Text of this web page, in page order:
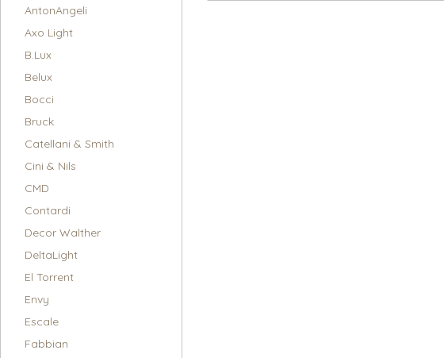
AntonAngeli
Axo Light
B.Lux
Belux
Bocci
Bruck
Catellani & Smith
Cini & Nils
CMD
Contardi
Decor Walther
DeltaLight
El Torrent
Envy
Escale
Fabbian